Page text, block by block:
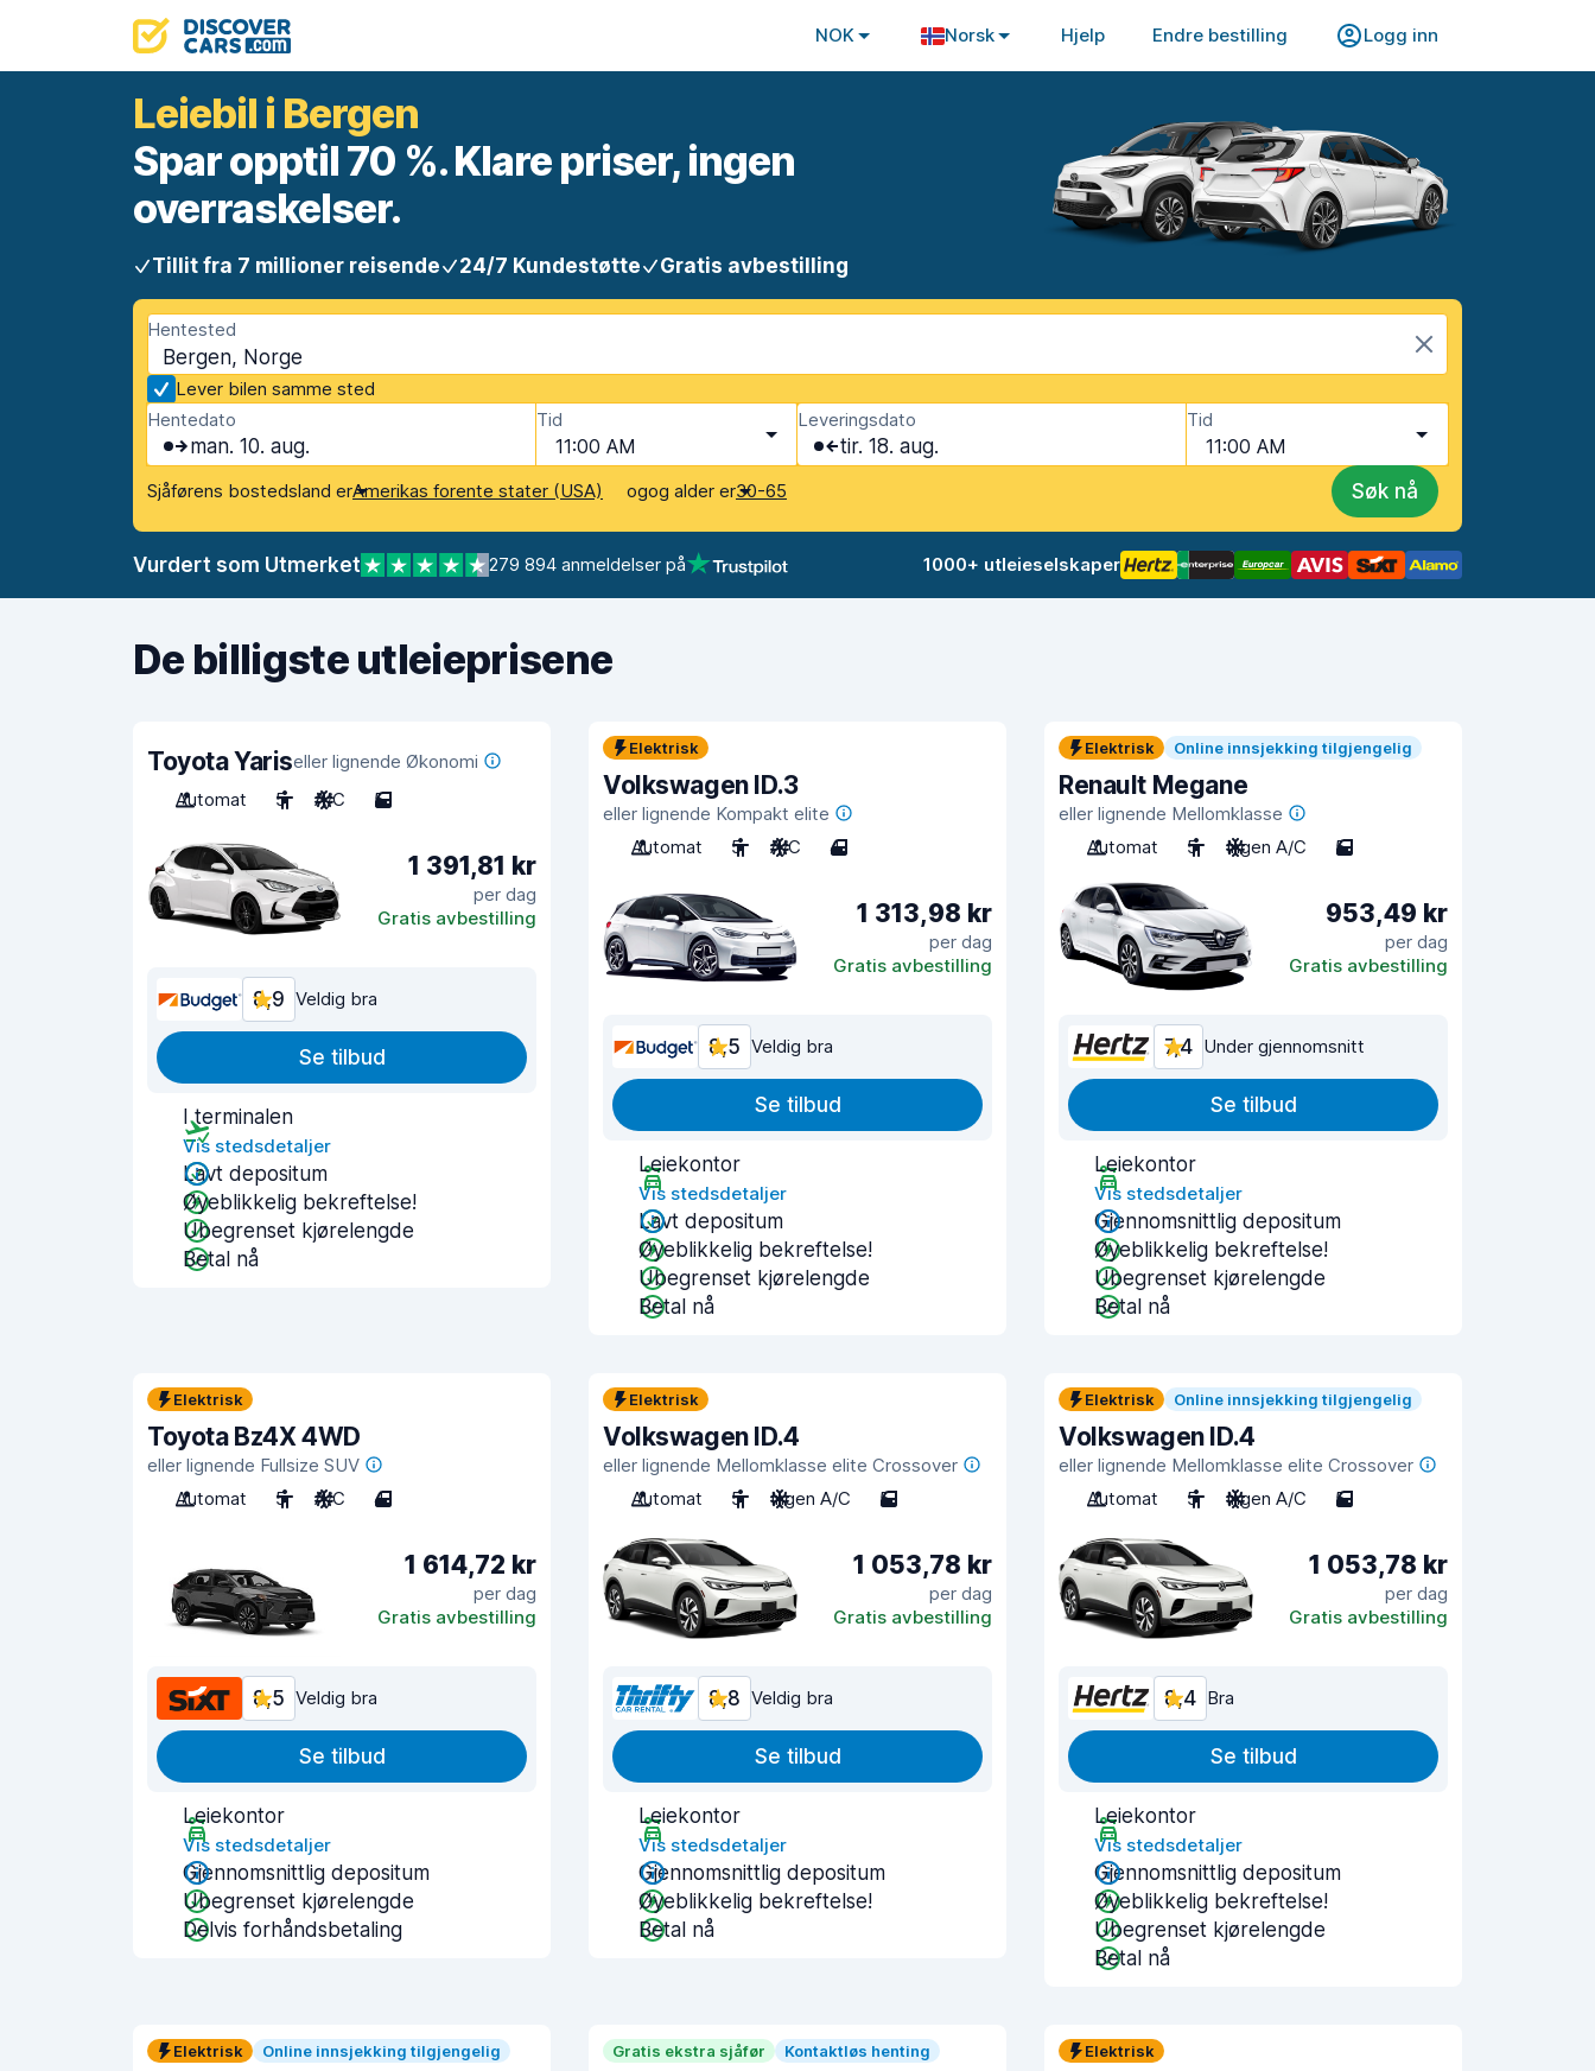
NOK Norsk Hjelp Endre bestilling Logg inn
Leiebil i Bergen
Spar opptil 70 %. Klare priser, ingen
overraskelser.
Tillit fra 7 millioner reisende 24/7 Kundestøtte Gratis avbestilling
Hentested
Bergen, Norge
Lever bilen samme sted
Hentedato
man. 10. aug.
Tid
11:00 AM
Leveringsdato
tir. 18. aug.
Tid
11:00 AM
Sjåførens bostedsland erAmerikas forente stater (USA) ogog alder er30-65 Søk nå
Vurdert som Utmerket 279 894 anmeldelser på 1000+ utleieselskaper
De billigste utleieprisene
Toyota Yariseller lignende Økonomi
Automat
5 A/C 5
1 391,81 kr
per dag
Gratis avbestilling
8,9 Veldig bra
Se tilbud
I terminalen
Vis stedsdetaljer
Lavt depositum
Øyeblikkelig bekreftelse!
Ubegrenset kjørelengde
Betal nå
Elektrisk
Volkswagen ID.3
eller lignende Kompakt elite
Automat
5 A/C 4
1 313,98 kr
per dag
Gratis avbestilling
8,5 Veldig bra
Se tilbud
Leiekontor
Vis stedsdetaljer
Lavt depositum
Øyeblikkelig bekreftelse!
Ubegrenset kjørelengde
Betal nå
Elektrisk Online innsjekking tilgjengelig
Renault Megane
eller lignende Mellomklasse
Automat
5 Ingen A/C 5
953,49 kr
per dag
Gratis avbestilling
7,4 Under gjennomsnitt
Se tilbud
Leiekontor
Vis stedsdetaljer
Gjennomsnittlig depositum
Øyeblikkelig bekreftelse!
Ubegrenset kjørelengde
Betal nå
Elektrisk
Toyota Bz4X 4WD
eller lignende Fullsize SUV
Automat
5 A/C 4
1 614,72 kr
per dag
Gratis avbestilling
8,5 Veldig bra
Se tilbud
Leiekontor
Vis stedsdetaljer
Gjennomsnittlig depositum
Ubegrenset kjørelengde
Delvis forhåndsbetaling
Elektrisk
Volkswagen ID.4
eller lignende Mellomklasse elite Crossover
Automat
5 Ingen A/C 5
1 053,78 kr
per dag
Gratis avbestilling
8,8 Veldig bra
Se tilbud
Leiekontor
Vis stedsdetaljer
Gjennomsnittlig depositum
Øyeblikkelig bekreftelse!
Betal nå
Elektrisk Online innsjekking tilgjengelig
Volkswagen ID.4
eller lignende Mellomklasse elite Crossover
Automat
5 Ingen A/C 5
1 053,78 kr
per dag
Gratis avbestilling
8,4 Bra
Se tilbud
Leiekontor
Vis stedsdetaljer
Gjennomsnittlig depositum
Øyeblikkelig bekreftelse!
Ubegrenset kjørelengde
Betal nå
Elektrisk Online innsjekking tilgjengelig Gratis ekstra sjåfør Kontaktløs henting Elektrisk